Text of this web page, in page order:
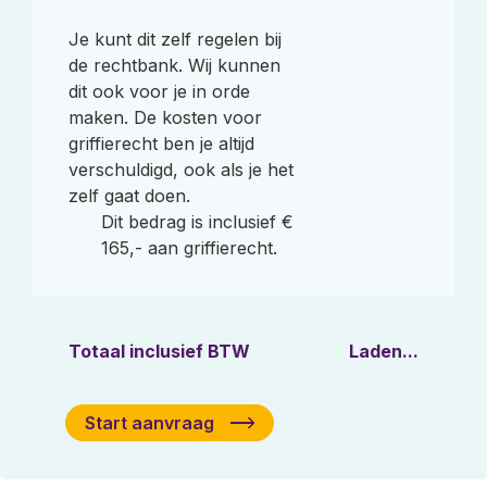
Je kunt dit zelf regelen bij
de rechtbank. Wij kunnen
dit ook voor je in orde
maken. De kosten voor
griffierecht ben je altijd
verschuldigd, ook als je het
zelf gaat doen.
Dit bedrag is inclusief €
165,- aan griffierecht.
Totaal inclusief BTW Laden...
Start aanvraag